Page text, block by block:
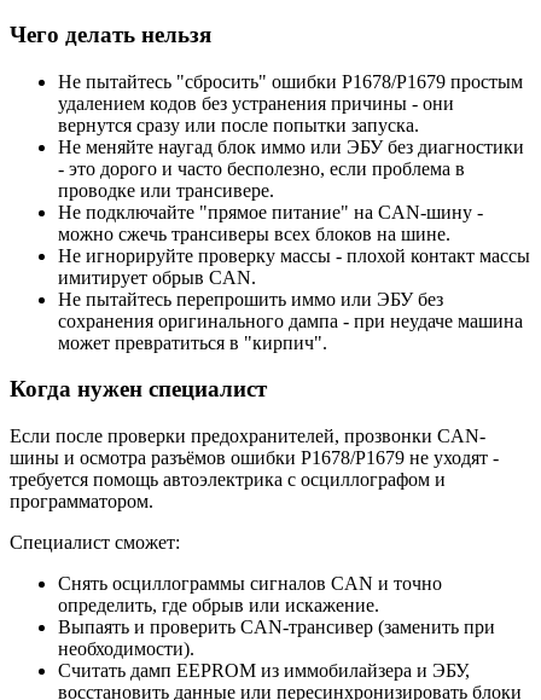
Чего делать нельзя
Не пытайтесь "сбросить" ошибки P1678/P1679 простым
удалением кодов без устранения причины - они
вернутся сразу или после попытки запуска.
Не меняйте наугад блок иммо или ЭБУ без диагностики
- это дорого и часто бесполезно, если проблема в
проводке или трансивере.
Не подключайте "прямое питание" на CAN-шину -
можно сжечь трансиверы всех блоков на шине.
Не игнорируйте проверку массы - плохой контакт массы
имитирует обрыв CAN.
Не пытайтесь перепрошить иммо или ЭБУ без
сохранения оригинального дампа - при неудаче машина
может превратиться в "кирпич".
Когда нужен специалист
Если после проверки предохранителей, прозвонки CAN-
шины и осмотра разъёмов ошибки P1678/P1679 не уходят -
требуется помощь автоэлектрика с осциллографом и
программатором.
Специалист сможет:
Снять осциллограммы сигналов CAN и точно
определить, где обрыв или искажение.
Выпаять и проверить CAN-трансивер (заменить при
необходимости).
Считать дамп EEPROM из иммобилайзера и ЭБУ,
восстановить данные или пересинхронизировать блоки